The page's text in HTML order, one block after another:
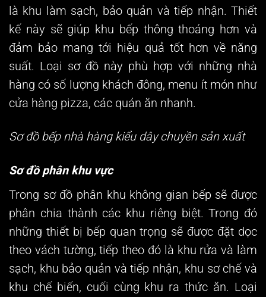
là khu làm sạch, bảo quản và tiếp nhận. Thiết
kế này sẽ giúp khu bếp thông thoáng hơn và
đảm bảo mang tới hiệu quả tốt hơn về năng
suất. Loại sơ đồ này phù hợp với những nhà
hàng có số lượng khách đông, menu ít món như
cửa hàng pizza, các quán ăn nhanh.
Sơ đồ bếp nhà hàng kiểu dây chuyền sản xuất
Sơ đồ phân khu vực
Trong sơ đồ phân khu không gian bếp sẽ được
phân chia thành các khu riêng biệt. Trong đó
những thiết bị bếp quan trọng sẽ được đặt dọc
theo vách tường, tiếp theo đó là khu rửa và làm
sạch, khu bảo quản và tiếp nhận, khu sơ chế và
khu chế biến, cuối cùng khu ra thức ăn. Loại